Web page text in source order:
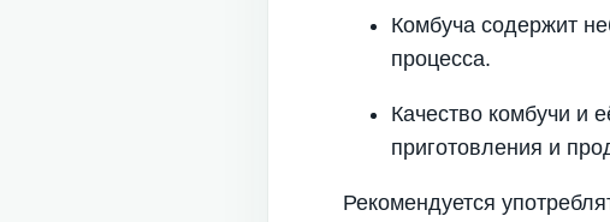
Комбуча содержит
процесса.
Качество комбучи и
приготовления и
Рекомендуется